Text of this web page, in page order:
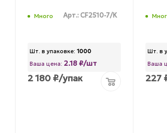
Много Арт.: CF2510-7/К
Шт. в упаковке: 1000
Ваша цена: 2.18 ₽/шт
2 180₽/упак
Шт. в
Ваша
227